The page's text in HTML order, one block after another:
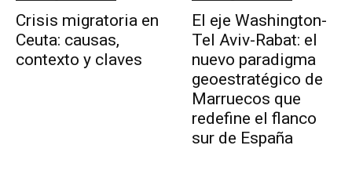
Crisis migratoria en
Ceuta: causas,
contexto y claves
El eje Washington-
Tel Aviv-Rabat: el
nuevo paradigma
geoestratégico de
Marruecos que
redefine el flanco
sur de España